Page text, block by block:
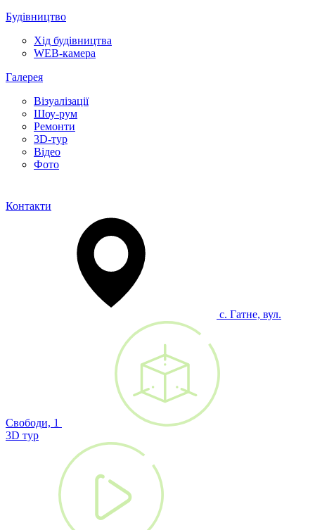
Будівництво
Хід будівництва
WEB-камера
Галерея
Візуалізації
Шоу-рум
Ремонти
3D-тур
Відео
Фото
Контакти
с. Гатне, вул.
Свободи, 1
3D тур